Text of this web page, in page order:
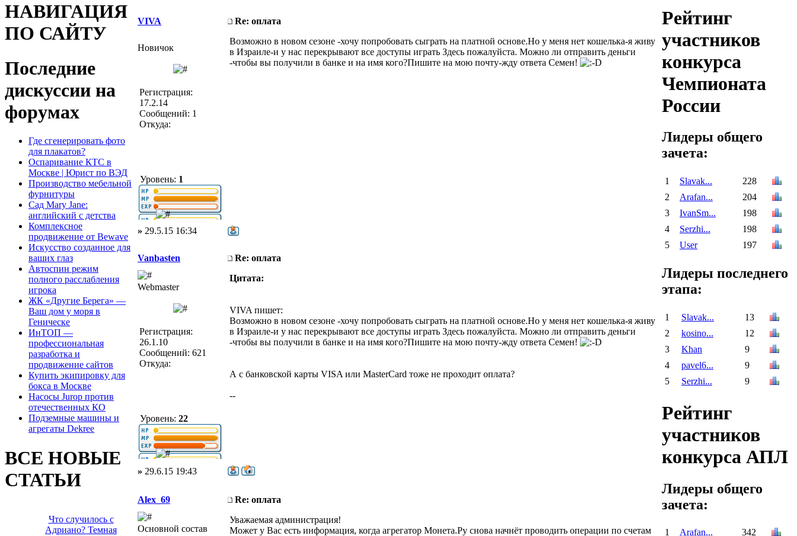
НАВИГАЦИЯ
ПО САЙТУ
Последние
дискуссии на
форумах
Где сгенерировать фото
для плакатов?
Оспаривание КТС в
Москве | Юрист по ВЭД
Производство мебельной
фурнитуры
Сад Mary Jane:
английский с детства
Комплексное
продвижение от Bewave
Искусство созданное для
ваших глаз
Автоспин режим
полного расслабления
игрока
ЖК «Другие Берега» —
Ваш дом у моря в
Геническе
ИнТОП —
профессиональная
разработка и
продвижение сайтов
Купить экипировку для
бокса в Москве
Насосы Jurop против
отечественных КО
Подземные машины и
агрегаты Dekree
ВСЕ НОВЫЕ
СТАТЬИ
Что случилось с
Адриано? Темная
VIVA Re: оплата
Новичок
Регистрация:
17.2.14
Сообщений: 1
Откуда:
Уровень: 1
Возможно в новом сезоне -хочу попробовать сыграть на платной основе.Но у меня нет кошелька-я живу
в Израиле-и у нас перекрывают все доступы играть Здесь пожалуйста. Можно ли отправить деньги
-чтобы вы получили в банке и на имя кого?Пишите на мою почту-жду ответа Семен!
» 29.5.15 16:34
Vanbasten Re: оплата
Webmaster
Регистрация:
26.1.10
Сообщений: 621
Откуда:
Уровень: 22
Цитата:
VIVA пишет:
Возможно в новом сезоне -хочу попробовать сыграть на платной основе.Но у меня нет кошелька-я живу
в Израиле-и у нас перекрывают все доступы играть Здесь пожалуйста. Можно ли отправить деньги
-чтобы вы получили в банке и на имя кого?Пишите на мою почту-жду ответа Семен!
А с банковской карты VISA или MasterCard тоже не проходит оплата?
--
» 29.6.15 19:43
Alex_69 Re: оплата
Основной состав
Уважаемая администрация!
Может у Вас есть информация, когда агрегатор Монета.Ру снова начнёт проводить операции по счетам
Рейтинг
участников
конкурса
Чемпионата
России
Лидеры общего
зачета:
1 Slavak...
228
2
Arafan...
204
3
IvanSm...
198
4
Serzhi...
198
5
User 197
Лидеры последнего
этапа:
1 Slavak...
13
2
kosino...
12
3
Khan
9
4
pavel6...
9
5
Serzhi... 9
Рейтинг
участников
конкурса АПЛ
Лидеры общего
зачета:
1 Arafan...
342